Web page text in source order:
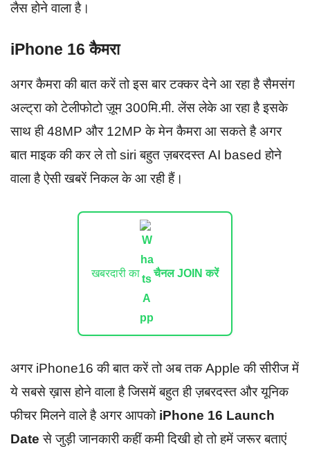
लैस होने वाला है।
iPhone 16 कैमरा
अगर कैमरा की बात करें तो इस बार टक्कर देने आ रहा है सैमसंग
अल्ट्रा को टेलीफोटो ज़ूम 300मि.मी. लेंस लेके आ रहा है इसके
साथ ही 48MP और 12MP के मेन कैमरा आ सकते है अगर
बात माइक की कर ले तो siri बहुत ज़बरदस्त AI based होने
वाला है ऐसी खबरें निकल के आ रही हैं।
खबरदारी का चैनल JOIN करें
अगर iPhone16 की बात करें तो अब तक Apple की सीरीज में
ये सबसे ख़ास होने वाला है जिसमें बहुत ही ज़बरदस्त और यूनिक
फीचर मिलने वाले है अगर आपको iPhone 16 Launch
Date से जुड़ी जानकारी कहीं कमी दिखी हो तो हमें जरूर बताएं